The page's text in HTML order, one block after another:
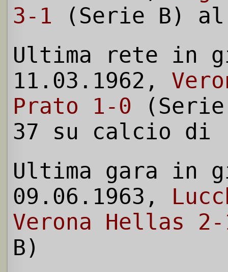
3-1 (Serie B) al
Ultima rete in
11.03.1962,
Prato 1-0
37 su calcio di
Ultima gara in
09.06.1963,
Verona Hellas 2-
B)